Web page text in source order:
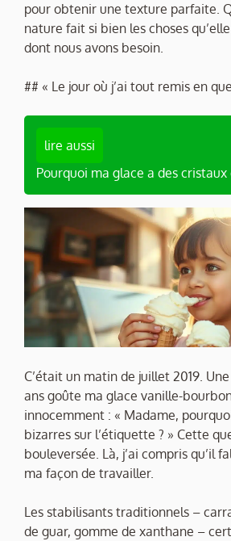
pour obtenir une texture parfaite.
nature fait si bien les choses
dont nous avons besoin.
## « Le jour où j’ai tout remis en
lire aussi
Pourquoi ma glace a des cristaux
C’était un matin de juillet 2019.
ans goûte ma glace vanille-
innocemment : « Madame,
bizarres sur l’étiquette ? » Cette
bouleversée. Là, j’ai compris qu’il
ma façon de travailler.
Les stabilisants traditionnels –
de guar, gomme de xanthane –